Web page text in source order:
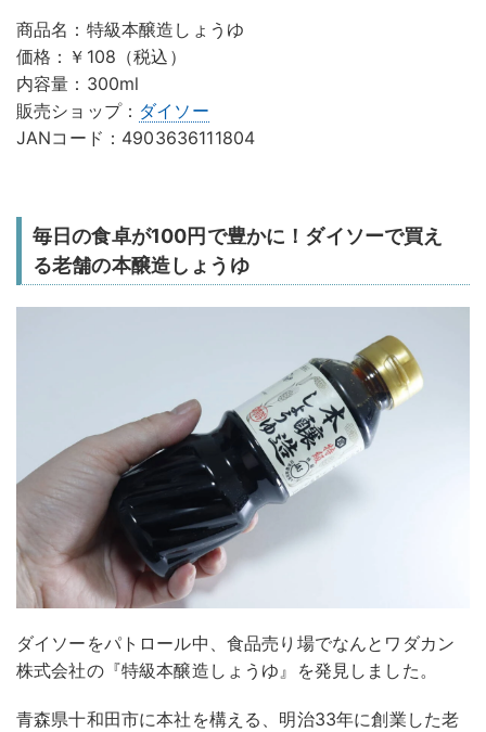
商品名：特級本醸造しょうゆ
価格：￥108（税込）
内容量：300ml
販売ショップ： ダイソー
JANコード：4903636111804
毎日の食卓が100円で豊かに！ダイソーで買え
る老舗の本醸造しょうゆ
ダイソーをパトロール中、食品売り場でなんとワダカン
株式会社の『特級本醸造しょうゆ』を発見しました。
青森県十和田市に本社を構える、明治33年に創業した老